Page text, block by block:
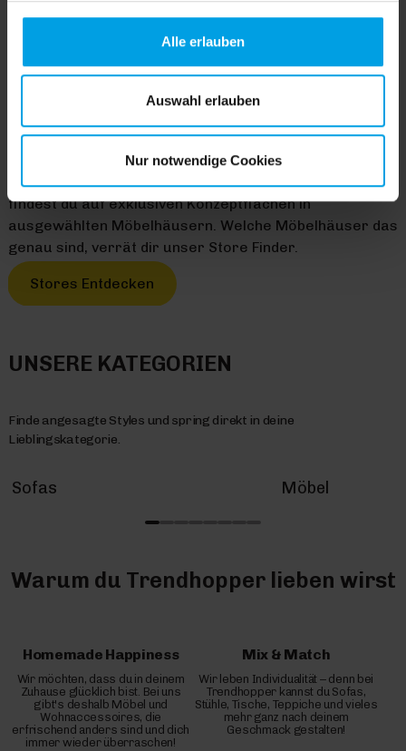
widerrufen. Für weitere Informationen lesen Sie bitte
unsereDatenschutzhinweise. Unser Impressum finden
Alle erlauben
Auswahl erlauben
Nur notwendige Cookies
Mit Trendhopper verwandelst du deine Wohnung im
Handumdrehen in ein gemütliches Zuhause zum
Entspannen, Leben und Genießen. Alle unsere Produkte
findest du auf exklusiven Konzeptflächen in
ausgewählten Möbelhäusern. Welche Möbelhäuser das
genau sind, verrät dir unser Store Finder.
Stores Entdecken
UNSERE KATEGORIEN
Finde angesagte Styles und spring direkt in deine
Lieblingskategorie.
Sofas Möbel
Warum du Trendhopper lieben wirst
Homemade Happiness
Wir möchten, dass du in deinem
Zuhause glücklich bist. Bei uns
gibt's deshalb Möbel und
Wohnaccessoires, die
erfrischend anders sind und dich
immer wieder überraschen!
Mix & Match
Wir leben Individualität – denn bei
Trendhopper kannst du Sofas,
Stühle, Tische, Teppiche und vieles
mehr ganz nach deinem
Geschmack gestalten!